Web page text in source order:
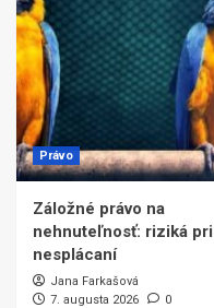
Právo
Záložné právo na
nehnuteľnosť: riziká pri
nesplácaní
Jana Farkašová
7. augusta 2026
0